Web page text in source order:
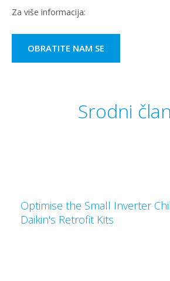
Za više informacija:
OBRATITE NAM SE
Srodni
Optimise the Small Inverter
Daikin's Retrofit Kits